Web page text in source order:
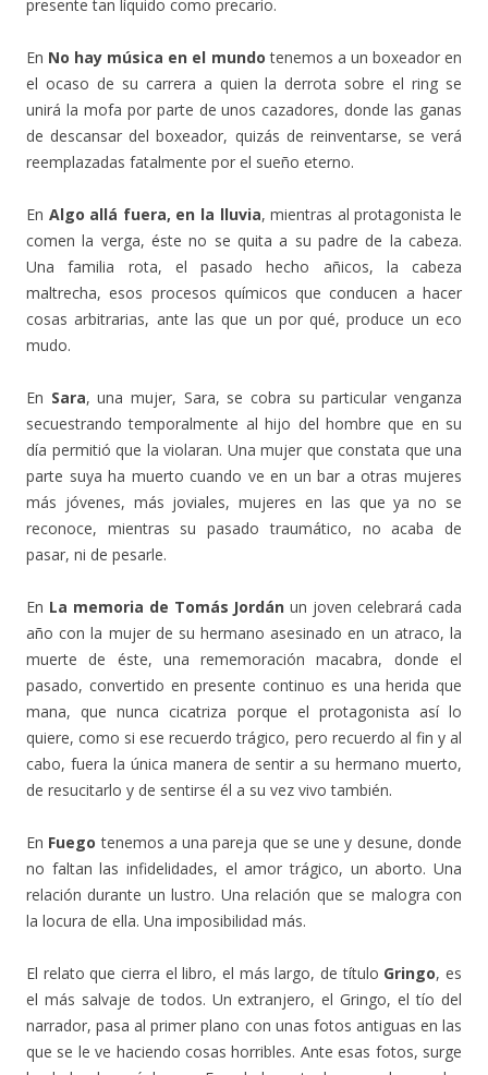
presente tan líquido como precario.
En No hay música en el mundo tenemos a un boxeador en
el ocaso de su carrera a quien la derrota sobre el ring se
unirá la mofa por parte de unos cazadores, donde las ganas
de descansar del boxeador, quizás de reinventarse, se verá
reemplazadas fatalmente por el sueño eterno.
En Algo allá fuera, en la lluvia, mientras al protagonista le
comen la verga, éste no se quita a su padre de la cabeza.
Una familia rota, el pasado hecho añicos, la cabeza
maltrecha, esos procesos químicos que conducen a hacer
cosas arbitrarias, ante las que un por qué, produce un eco
mudo.
En Sara, una mujer, Sara, se cobra su particular venganza
secuestrando temporalmente al hijo del hombre que en su
día permitió que la violaran. Una mujer que constata que una
parte suya ha muerto cuando ve en un bar a otras mujeres
más jóvenes, más joviales, mujeres en las que ya no se
reconoce, mientras su pasado traumático, no acaba de
pasar, ni de pesarle.
En La memoria de Tomás Jordán un joven celebrará cada
año con la mujer de su hermano asesinado en un atraco, la
muerte de éste, una rememoración macabra, donde el
pasado, convertido en presente continuo es una herida que
mana, que nunca cicatriza porque el protagonista así lo
quiere, como si ese recuerdo trágico, pero recuerdo al fin y al
cabo, fuera la única manera de sentir a su hermano muerto,
de resucitarlo y de sentirse él a su vez vivo también.
En Fuego tenemos a una pareja que se une y desune, donde
no faltan las infidelidades, el amor trágico, un aborto. Una
relación durante un lustro. Una relación que se malogra con
la locura de ella. Una imposibilidad más.
El relato que cierra el libro, el más largo, de título Gringo, es
el más salvaje de todos. Un extranjero, el Gringo, el tío del
narrador, pasa al primer plano con unas fotos antiguas en las
que se le ve haciendo cosas horribles. Ante esas fotos, surge